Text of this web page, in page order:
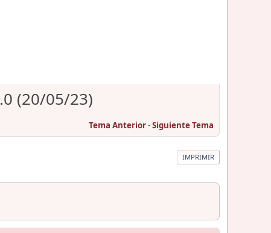
(20/05/23)
Tema Anterior-Siguiente Tema
IMPRIMIR